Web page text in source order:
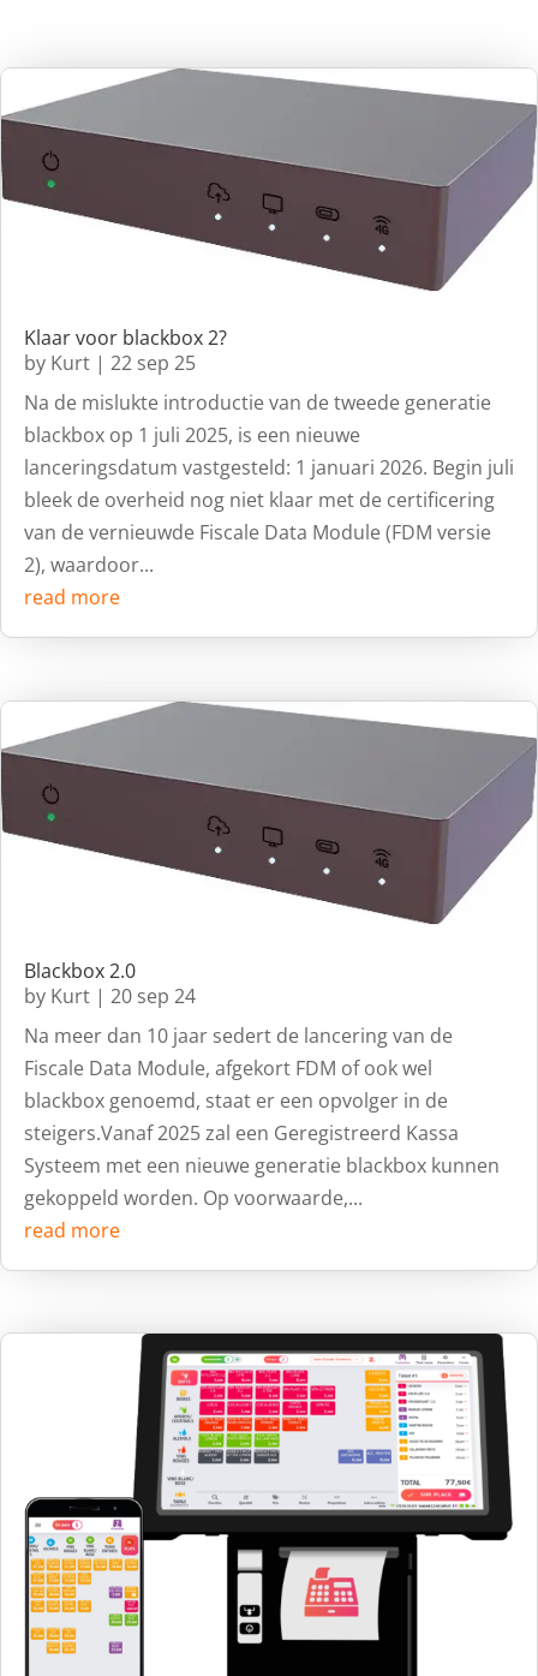
Klaar voor blackbox 2?
by Kurt | 22 sep 25
Na de mislukte introductie van de tweede generatie
blackbox op 1 juli 2025, is een nieuwe
lanceringsdatum vastgesteld: 1 januari 2026. Begin juli
bleek de overheid nog niet klaar met de certificering
van de vernieuwde Fiscale Data Module (FDM versie
2), waardoor...
read more
Blackbox 2.0
by Kurt | 20 sep 24
Na meer dan 10 jaar sedert de lancering van de
Fiscale Data Module, afgekort FDM of ook wel
blackbox genoemd, staat er een opvolger in de
steigers.Vanaf 2025 zal een Geregistreerd Kassa
Systeem met een nieuwe generatie blackbox kunnen
gekoppeld worden. Op voorwaarde,...
read more